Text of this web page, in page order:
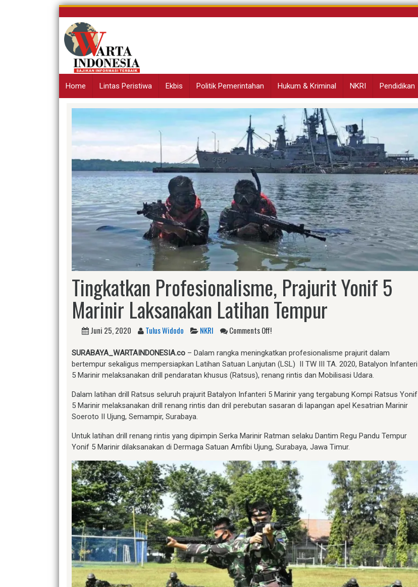
Skip
content
Home Lintas Peristiwa Ekbis Politik Pemerintahan Hukum & Kriminal NKRI Pendidikan
Tingkatkan Profesionalisme, Prajurit Yonif 5
Marinir Laksanakan Latihan Tempur
Juni 25, 2020 Tulus Widodo NKRI Comments Off!
SURABAYA_WARTAINDONESIA.co – Dalam rangka meningkatkan profesionalisme prajurit dalam
bertempur sekaligus mempersiapkan Latihan Satuan Lanjutan (LSL) II TW III TA. 2020, Batalyon Infanteri
5 Marinir melaksanakan drill pendaratan khusus (Ratsus), renang rintis dan Mobilisasi Udara.
Dalam latihan drill Ratsus seluruh prajurit Batalyon Infanteri 5 Marinir yang tergabung Kompi Ratsus Yonif
5 Marinir melaksanakan drill renang rintis dan dril perebutan sasaran di lapangan apel Kesatrian Marinir
Soeroto II Ujung, Semampir, Surabaya.
Untuk latihan drill renang rintis yang dipimpin Serka Marinir Ratman selaku Dantim Regu Pandu Tempur
Yonif 5 Marinir dilaksanakan di Dermaga Satuan Amfibi Ujung, Surabaya, Jawa Timur.